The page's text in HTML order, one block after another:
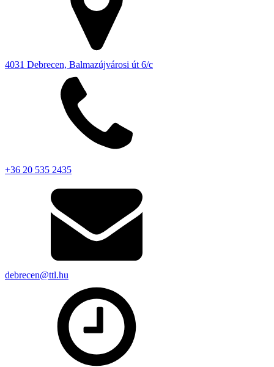
4031 Debrecen, Balmazújvárosi út 6/c
+36 20 535 2435
debrecen@ttl.hu